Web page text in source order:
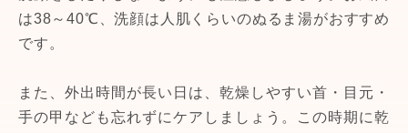
は38～40℃、洗顔は人肌くらいのぬるま湯がおすすめ
です。
また、外出時間が長い日は、乾燥しやすい首・目元・
手の甲なども忘れずにケアしましょう。この時期に乾